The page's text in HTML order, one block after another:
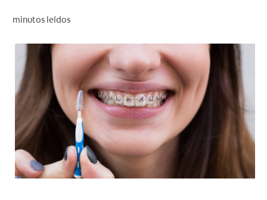
PROMOCIONES
HN (ES)
SUSCRÍBASE
minutos leídos